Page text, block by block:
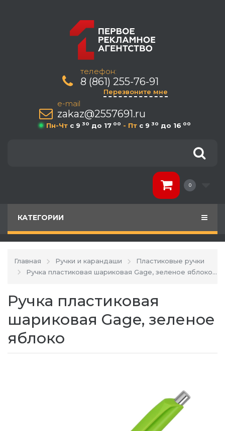
телефон:
8 (861) 255-76-91
Перезвоните мне
e-mail
zakaz@2557691.ru
Пн-Чт c 9 30 до 17 00 - Пт c 9 30 до 16 00
0
КАТЕГОРИИ
Главная Ручки и карандаши
Пластиковые ручки
Ручка пластиковая шариковая Gage, зеленое яблоко
Ручка пластиковая
шариковая Gage, зеленое
яблоко